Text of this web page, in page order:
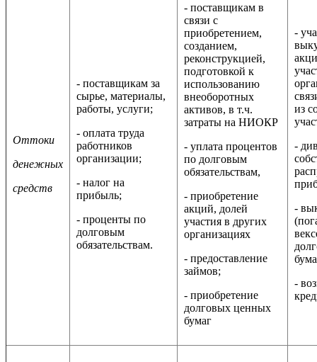
Оттоки
денежных
средств
- поставщикам за
сырье, материалы,
работы, услуги;
- оплата труда
работников
организации;
- налог на
прибыль;
- проценты по
долговым
обязательствам.
- поставщикам в
связи с
приобретением,
созданием,
реконструкцией,
подготовкой к
использованию
внеоборотных
активов, в т.ч.
затраты на НИОКР
- уплата процентов
по долговым
обязательствам,
- приобретение
акций, долей
участия в других
организациях
- предоставление
займов;
- приобретение
долговых ценных
бумаг
-
из
-
-
-